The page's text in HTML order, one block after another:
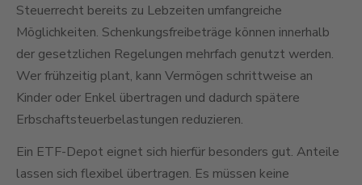
Steuerrecht bereits zu Lebzeiten umfangreiche
Möglichkeiten. Schenkungsfreibeträge können innerhalb
der gesetzlichen Regelungen mehrfach genutzt werden.
Wer frühzeitig plant, kann Vermögen schrittweise an
Kinder oder Enkel übertragen und dadurch spätere
Erbschaftsteuerbelastungen reduzieren.
Ein ETF-Depot eignet sich hierfür besonders gut. Anteile
lassen sich flexibel übertragen. Es müssen keine